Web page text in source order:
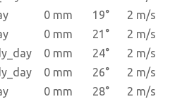
0 mm 19°
2 m/s
0 mm 21°
2 m/s
0 mm 24°
2 m/s
0 mm 26°
2 m/s
0 mm 28°
2 m/s